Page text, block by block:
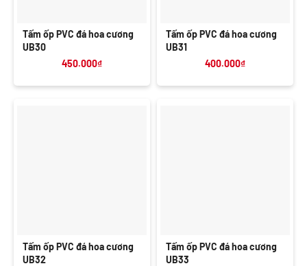
Tấm ốp PVC đá hoa cương
UB30
450.000₫
Tấm ốp PVC đá hoa cương
UB31
400.000₫
Tấm ốp PVC đá hoa cương
UB32
Tấm ốp PVC đá hoa cương
UB33